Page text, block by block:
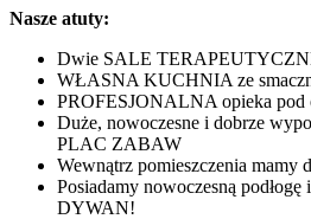
Nasze atuty:
Dwie SALE
WŁASNA KUCHNIA ze
PROFESJONALNA opieka pod
Duże, nowoczesne i dobrze
PLAC ZABAW
Wewnątrz pomieszczenia mamy
Posiadamy nowoczesną
DYWAN!